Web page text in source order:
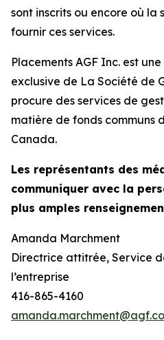
sont inscrits ou encore où la
fournir ces services.
Placements AGF Inc. est
exclusive de La Société de
procure des services de
matière de fonds communs
Canada.
Les représentants des
communiquer avec la
plus amples
Amanda Marchment
Directrice attitrée, Service
l’entreprise
416-865-4160